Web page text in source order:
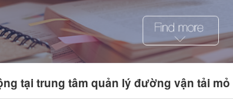
tại trung tâm quản lý đường vận tải